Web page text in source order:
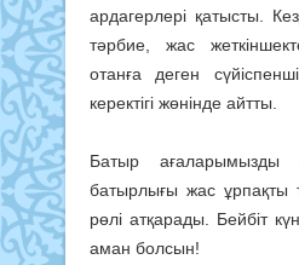
ардагерлері қатысты.
тәрбие, жас
отанға деген
керектігі жөнінде айтты.
Батыр ағаларымызды
батырлығы жас ұрпақты
рөлі атқарады. Бейбіт
аман болсын!